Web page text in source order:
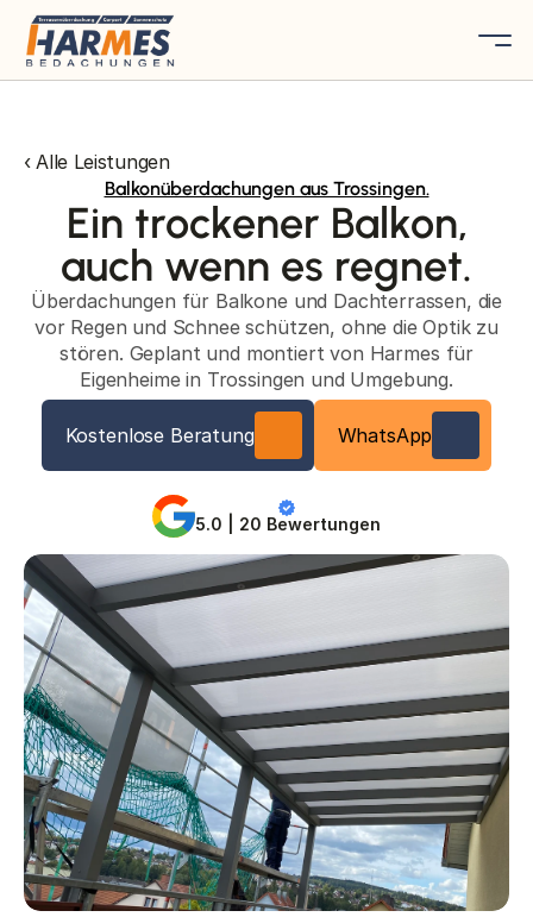
‹ Alle Leistungen
Balkonüberdachungen aus Trossingen.
Ein trockener Balkon,
auch wenn es regnet.
Überdachungen für Balkone und Dachterrassen, die
vor Regen und Schnee schützen, ohne die Optik zu
stören. Geplant und montiert von Harmes für
Eigenheime in Trossingen und Umgebung.
Kostenlose Beratung WhatsApp
5.0 | 20 Bewertungen